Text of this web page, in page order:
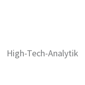
High-Tech-Analytik